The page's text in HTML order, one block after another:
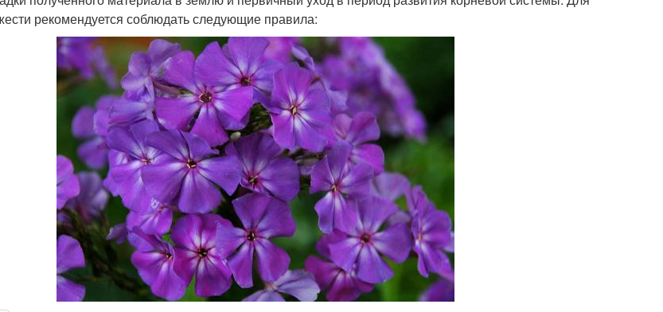
рекомендуется соблюдать следующие правила: